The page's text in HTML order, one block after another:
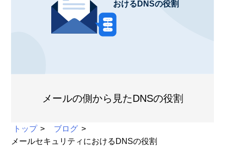
メールの側から見たDNSの役割
トップ
ブログ
メールセキュリティにおけるDNSの役割